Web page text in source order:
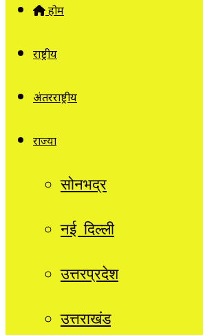
होम
राष्ट्रीय
अंतरराष्ट्रीय
राज्यों
सोनभद्र
नई दिल्ली
उत्तरप्रदेश
उत्तराखंड